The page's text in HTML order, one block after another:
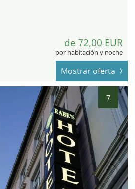
de 72,00 EUR
por habitación y noche
Mostrar oferta
7